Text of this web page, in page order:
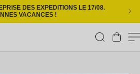
contenuDES EXPEDITIONS LE 17/08.
VACANCES !
Panier